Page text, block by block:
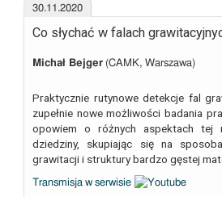
30.11.2020
Co słychać w falach
Michał Bejger(CAMK, Warszawa)
Praktycznie rutynowe detekcje fal
zupełnie nowe możliwości badania
opowiem o różnych aspektach tej
dziedziny, skupiając się na
grawitacji i struktury bardzo gęstej
Transmisja w serwisie